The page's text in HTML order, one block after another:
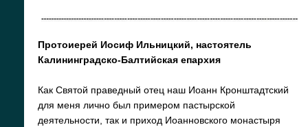
Протоиерей Иосиф Ильницкий, настоятель
Калининградско-Балтийская епархия
Как Святой праведный отец наш Иоанн Кронштадтский
для меня лично был примером пастырской
деятельности, так и приход Иоанновского монастыря